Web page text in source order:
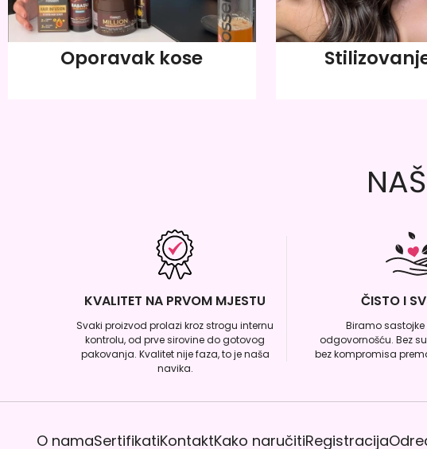
Oporavak kose
NAŠ
KVALITET NA PRVOM MJESTU
Svaki proizvod prolazi kroz strogu internu
kontrolu, od prve sirovine do gotovog
pakovanja. Kvalitet nije faza, to je naša
navika.
ČISTO I
Biramo
odgovornošću. Bez
bez kompromisa
O namaSertifikatiKontaktKako naručitiRegistracija